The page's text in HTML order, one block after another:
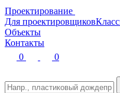
Проектирование
Для проектировщиков
Объекты
Контакты
0
0